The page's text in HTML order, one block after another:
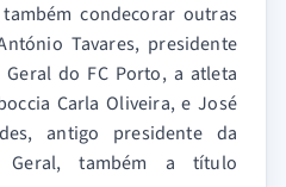
condecorar outras
Tavares, presidente
do FC Porto, a atleta
Carla Oliveira, e José
antigo presidente da
Geral, também a título